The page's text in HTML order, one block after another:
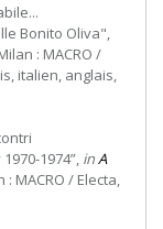
Bonito Oliva",
: MACRO /
italien, anglais,
1974”, inA
MACRO / Electa,